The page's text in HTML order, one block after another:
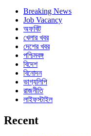
Breaking News
Job Vacancy
অফবিট
খেলার খবর
দেশের খবর
পশ্চিমবঙ্গ
বিদেশ
বিনোদন
ভাগ্যলিপি
রাজনীতি
লাইফস্টাইল
Recent